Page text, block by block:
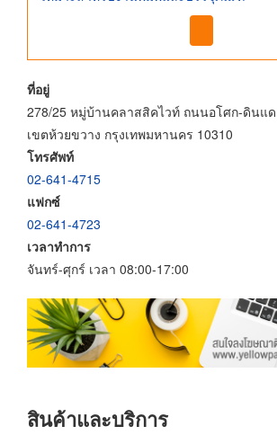
ที่อยู่
278/25 หมู่บ้านคลาสสิคไวท์ ถนนอโศก-ดินแด
เขตห้วยขวาง กรุงเทพมหานคร 10310
โทรศัพท์
02-641-4715
แฟกซ์
02-641-4723
เวลาทำการ
จันทร์-ศุกร์ เวลา 08:00-17:00
สินค้าและบริการ